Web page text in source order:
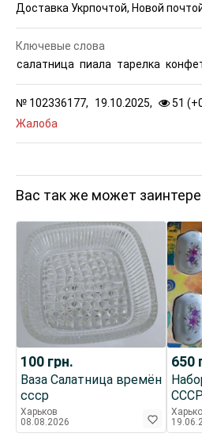
Доставка Укрпочтой, Новой
№ 102336177, 19.10.2025, 51 (+
Жалоба
Ключевые слова
салатница пиала тарелка
Вас так же может
100 грн.
Ваза Салатница времён
ссср
Харьков
08.08.2026
650